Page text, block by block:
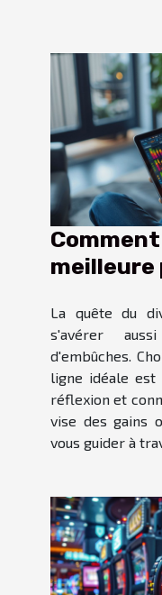
meilleure
gains
La quête du
s'avérer
d'embûches.
ligne idéale est
réflexion et
vise des gains
vous guider à